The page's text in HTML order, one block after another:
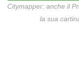
Citymapper: anche il
la sua